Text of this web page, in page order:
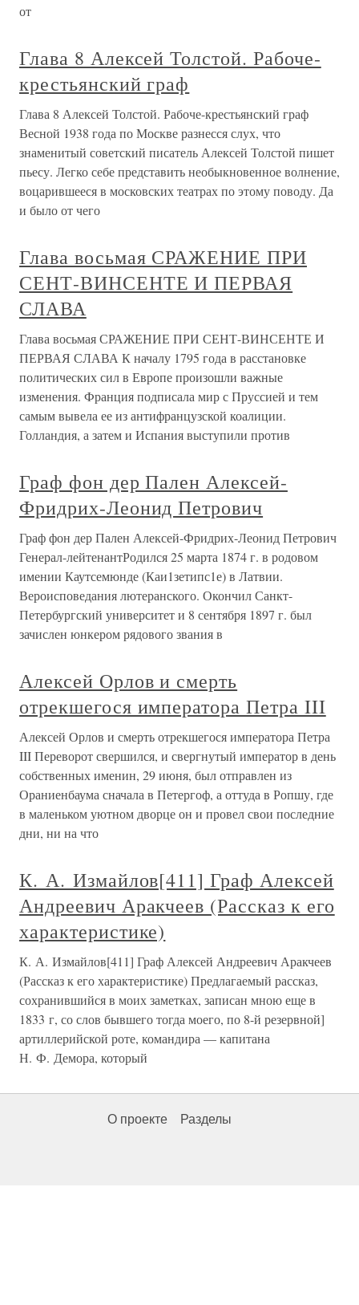
от
Глава 8 Алексей Толстой. Рабоче-
крестьянский граф
Глава 8 Алексей Толстой. Рабоче-крестьянский граф
Весной 1938 года по Москве разнесся слух, что
знаменитый советский писатель Алексей Толстой пишет
пьесу. Легко себе представить необыкновенное волнение,
воцарившееся в московских театрах по этому поводу. Да
и было от чего
Глава восьмая СРАЖЕНИЕ ПРИ
СЕНТ-ВИНСЕНТЕ И ПЕРВАЯ
СЛАВА
Глава восьмая СРАЖЕНИЕ ПРИ СЕНТ-ВИНСЕНТЕ И
ПЕРВАЯ СЛАВА К началу 1795 года в расстановке
политических сил в Европе произошли важные
изменения. Франция подписала мир с Пруссией и тем
самым вывела ее из антифранцузской коалиции.
Голландия, а затем и Испания выступили против
Граф фон дер Пален Алексей-
Фридрих-Леонид Петрович
Граф фон дер Пален Алексей-Фридрих-Леонид Петрович
Генерал-лейтенантРодился 25 марта 1874 г. в родовом
имении Каутсемюнде (Каи1зетипс1е) в Латвии.
Вероисповедания лютеранского. Окончил Санкт-
Петербургский университет и 8 сентября 1897 г. был
зачислен юнкером рядового звания в
Алексей Орлов и смерть
отрекшегося императора Петра III
Алексей Орлов и смерть отрекшегося императора Петра
III Переворот свершился, и свергнутый император в день
собственных именин, 29 июня, был отправлен из
Ораниенбаума сначала в Петергоф, а оттуда в Ропшу, где
в маленьком уютном дворце он и провел свои последние
дни, ни на что
К. А. Измайлов[411] Граф Алексей
Андреевич Аракчеев (Рассказ к его
характеристике)
К. А. Измайлов[411] Граф Алексей Андреевич Аракчеев
(Рассказ к его характеристике) Предлагаемый рассказ,
сохранившийся в моих заметках, записан мною еще в
1833 г, со слов бывшего тогда моего, по 8-й резервной]
артиллерийской роте, командира — капитана
Н. Ф. Демора, который
О проекте Разделы